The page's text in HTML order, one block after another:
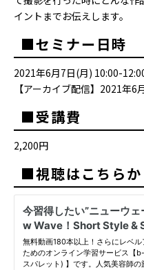
イントまでお伝えします。
■セミナー日時
2021年6月7日(月) 10:00-
【アーカイブ配信】2021年
■受講費
2,200円
■視聴はこちらか